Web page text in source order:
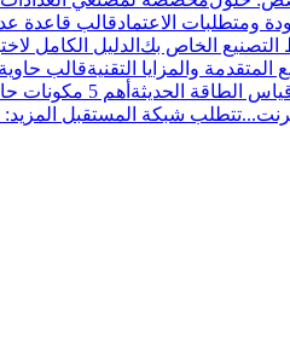
ومتطلبات الاعتماد
التصنيع الخاص بك
والمزايا التقنية